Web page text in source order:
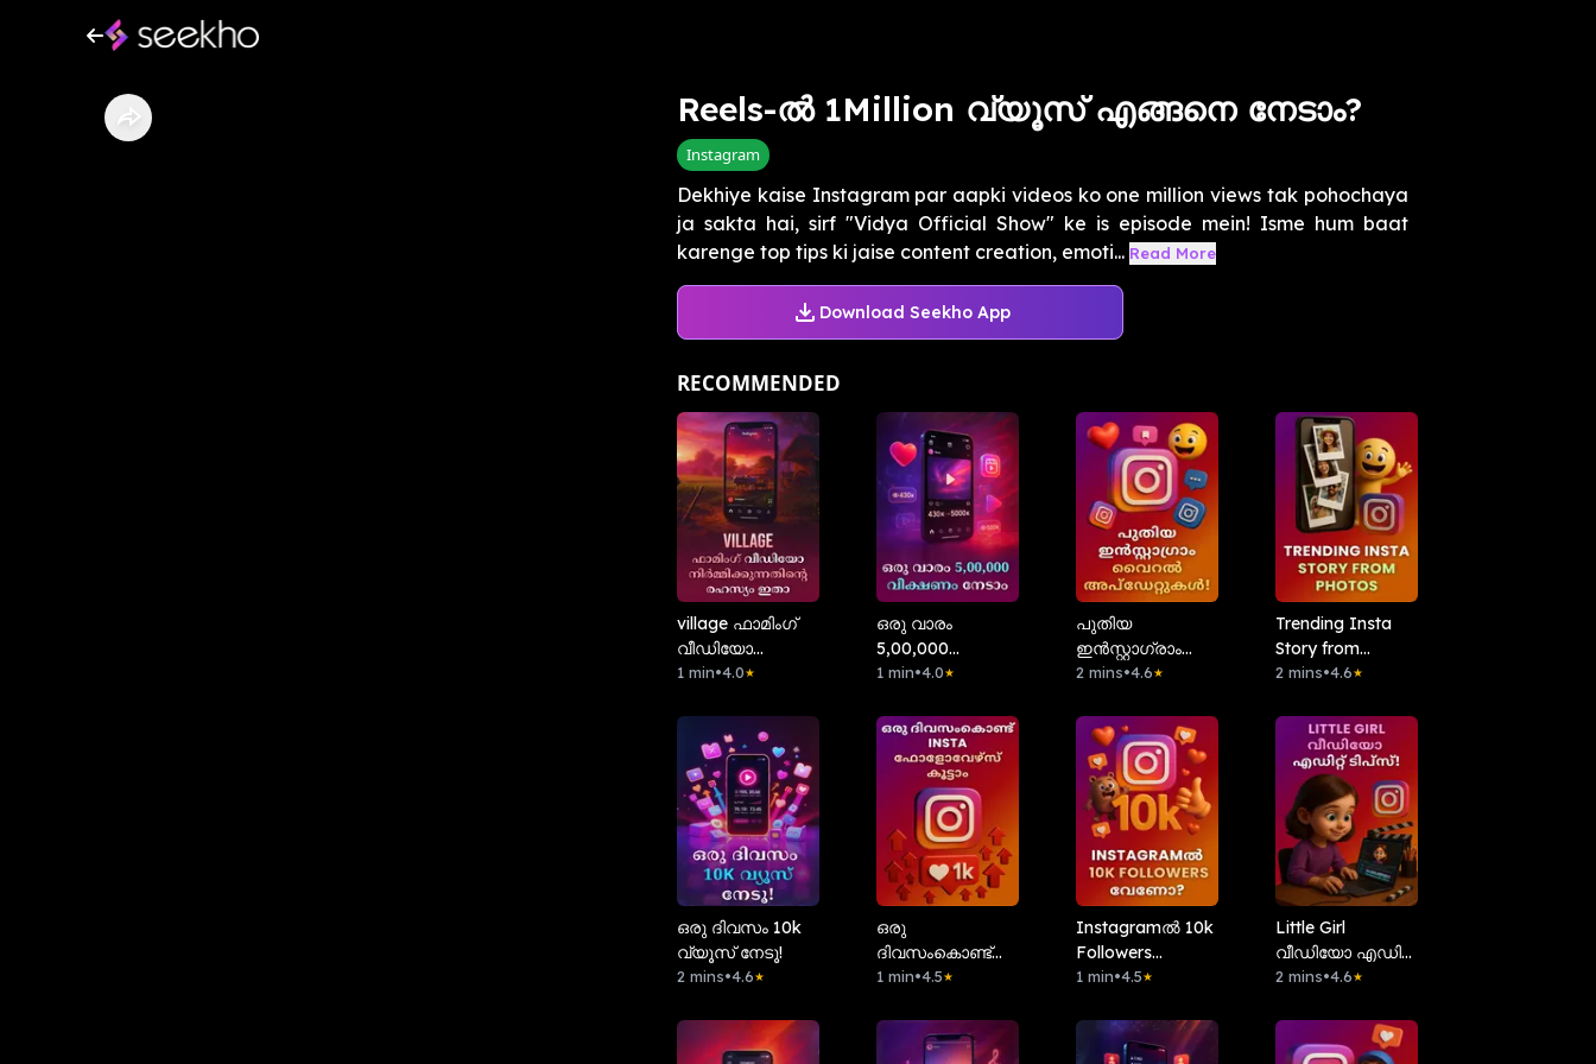
Reels-ൽ 1Million വ്യൂസ് എങ്ങനെ നേടാം?
Instagram
Dekhiye kaise Instagram par aapki videos ko one million views tak pohochaya
ja sakta hai, sirf "Vidya Official Show" ke is episode mein! Isme hum baat
karenge top tips ki jaise content creation, emoti... Read More
Download Seekho App
RECOMMENDED
village ഫാമിംഗ്
വീഡിയോ
നിർമ്മിക്കുന്നതിന്റെ
1 min•4.0★
ഒരു വാരം
5,00,000
വീക്ഷണം നേടാം
1 min•4.0★
പുതിയ
ഇൻസ്റ്റാഗ്രാം
വൈറൽ
2 mins•4.6★
Trending Insta
Story from
Photos
2 mins•4.6★
ഒരു ദിവസം 10k
വ്യൂസ് നേടൂ!
2 mins•4.6★
ഒരു
ദിവസംകൊണ്ട്
insta ഫോളോവേഴ്സ്
1 min•4.5★
Instagramൽ 10k
Followers
വേണോ?
1 min•4.5★
Little Girl
വീഡിയോ എഡിറ്റ്
ടിപ്സ്!
2 mins•4.6★